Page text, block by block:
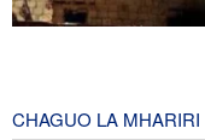
CHAGUO LA MHARIRI